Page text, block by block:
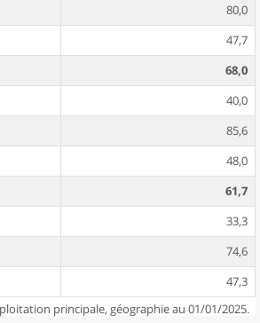
80,0
47,7
68,0
40,0
85,6
48,0
61,7
33,3
74,6
47,3
principale, géographie au 01/01/2025.